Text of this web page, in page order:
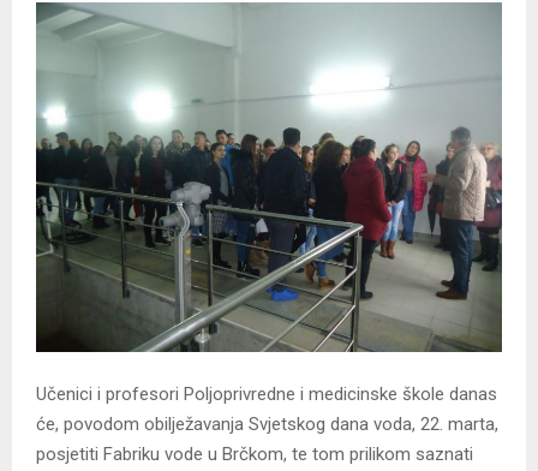
Učenici i profesori Poljoprivredne i medicinske škole danas
će, povodom obilježavanja Svjetskog dana voda, 22. marta,
posjetiti Fabriku vode u Brčkom, te tom prilikom saznati